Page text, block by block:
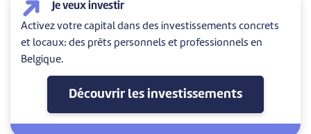
Je veux investir
Activez votre capital dans des investissements concrets
et locaux: des prêts personnels et professionnels en
Belgique.
Découvrir les investissements